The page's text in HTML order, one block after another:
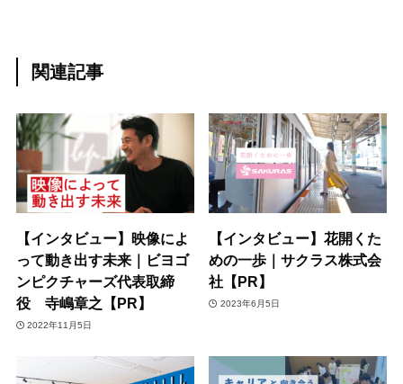
関連記事
【インタビュー】映像によ
って動き出す未来｜ビヨゴ
ンピクチャーズ代表取締
役 寺嶋章之【PR】
2022年11月5日
【インタビュー】花開くた
めの一歩｜サクラス株式会
社【PR】
2023年6月5日